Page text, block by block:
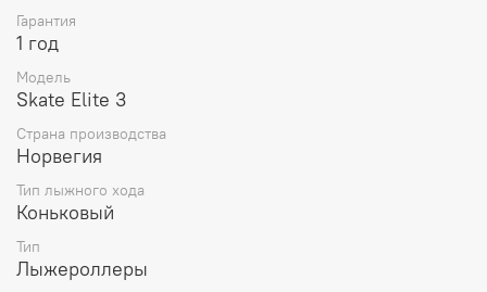
Диаметр колеса: 100 мм
Ширина колеса: 24 мм
Длина по осям колес: 615 мм
Гарантия
1 год
Модель
Skate Elite 3
Страна производства
Норвегия
Тип лыжного хода
Коньковый
Тип
Лыжероллеры